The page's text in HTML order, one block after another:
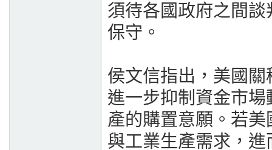
須待各國政府之間
保守。
侯文信指出，美國
進一步抑制資金市
產的購置意願。若
與工業生產需求，